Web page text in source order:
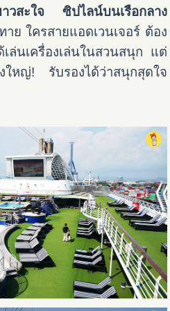
วสะใจ
ซิปไลน์บนเรือกลาง
าย ใครสายแอดเวนเจอร์ ต้อง
ล่นเครื่องเล่นในสวนสนุก แต่
งใหญ่! รับรองได้ว่าสนุกสุดใจ